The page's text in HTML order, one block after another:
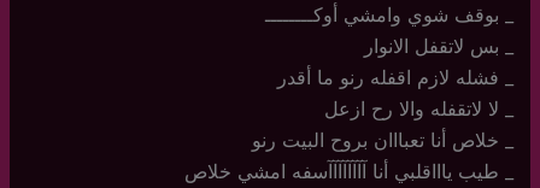
_ بوقف شوي وامشي أوكــــــــ
_ بس لاتقفل الانوار
_ فشله لازم اقفله رنو ما أقدر
_ لا لاتقفله والا رح ازعل
_ خلاص أنا تعبااان بروح البيت رنو
_ طيب ياااقلبي أنا آآآآآآآآسفه امشي خلاص